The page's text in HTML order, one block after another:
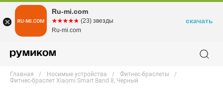
Главная Носимые устройства
Фитнес-браслеты
Фитнес-браслет Xiaomi Smart Band 8, Черный
Ru-mi.com
☆☆☆☆☆
★★★★★ (23) звезды
Ru-mi.com
скачать